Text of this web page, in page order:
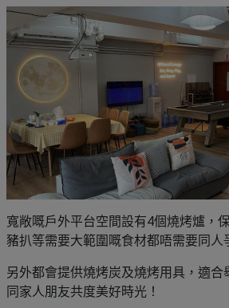
寬敞嘅戶外平台空間設有4個燒烤爐，
豬扒等需要大範圍嘅食材都唔需要同人
另外都會提供燒烤炭及燒烤用具，適合
同家人朋友共度美好時光！